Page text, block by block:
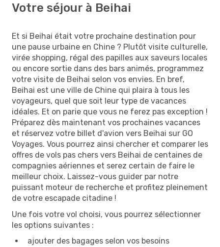
Votre séjour à Beihai
Et si Beihai était votre prochaine destination pour
une pause urbaine en Chine ? Plutôt visite culturelle,
virée shopping, régal des papilles aux saveurs locales
ou encore sortie dans des bars animés, programmez
votre visite de Beihai selon vos envies. En bref,
Beihai est une ville de Chine qui plaira à tous les
voyageurs, quel que soit leur type de vacances
idéales. Et on parie que vous ne ferez pas exception !
Préparez dès maintenant vos prochaines vacances
et réservez votre billet d'avion vers Beihai sur GO
Voyages. Vous pourrez ainsi chercher et comparer les
offres de vols pas chers vers Beihai de centaines de
compagnies aériennes et serez certain de faire le
meilleur choix. Laissez-vous guider par notre
puissant moteur de recherche et profitez pleinement
de votre escapade citadine !
Une fois votre vol choisi, vous pourrez sélectionner
les options suivantes :
ajouter des bagages selon vos besoins